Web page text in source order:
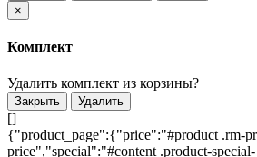
×
Комплект
Удалить комплект из корзины?
Закрыть Удалить
[]
{"product_page":{"price":"#product .rm-
price","special":"#content .product-special-